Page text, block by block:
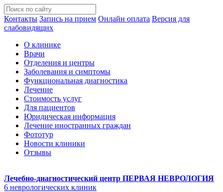
Контакты Запись на прием Онлайн оплата Версия для
слабовидящих
О клинике
Врачи
Отделения и центры
Заболевания и симптомы
Функциональная диагностика
Лечение
Стоимость услуг
Для пациентов
Юридическая информация
Лечение иностранных граждан
Фототур
Новости клиники
Отзывы
Лечебно-диагностический центр ПЕРВАЯ НЕВРОЛОГИЯ
6 неврологических клиник